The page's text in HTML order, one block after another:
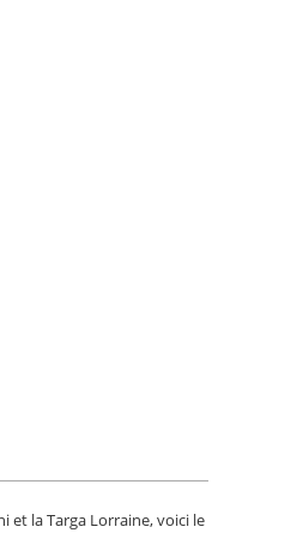
et la Targa Lorraine, voici le